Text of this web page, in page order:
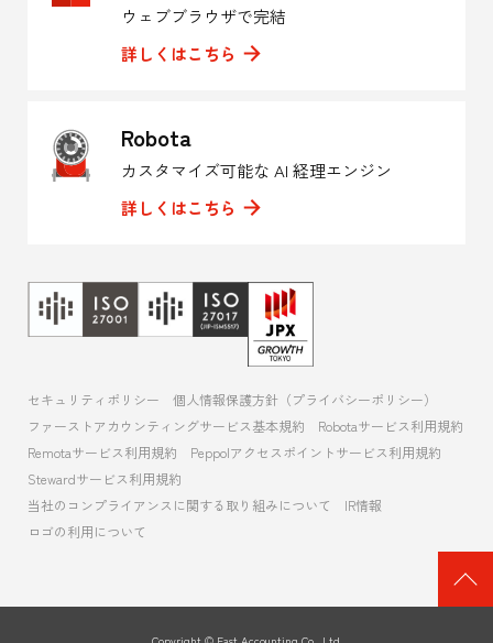
ウェブブラウザで完結
詳しくはこちら
Robota
カスタマイズ可能な AI 経理エンジン
詳しくはこちら
セキュリティポリシー
個人情報保護方針（プライバシーポリシー）
ファーストアカウンティングサービス基本規約
Robotaサービス利用規約
Remotaサービス利用規約
Peppolアクセスポイントサービス利用規約
Stewardサービス利用規約
当社のコンプライアンスに関する取り組みについて
IR情報
ロゴの利用について
ー